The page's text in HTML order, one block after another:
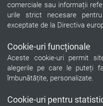
comerciale sau informații
urile strict necesare
exceptate de la Directiva
Cookie-uri funcționale
Aceste cookie-uri permit
alegerile pe care le puteți
îmbunătățite, personalizate.
Cookie-uri pentru